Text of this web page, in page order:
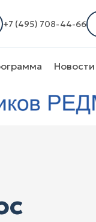
+7 (495) 708-44-66
Новости